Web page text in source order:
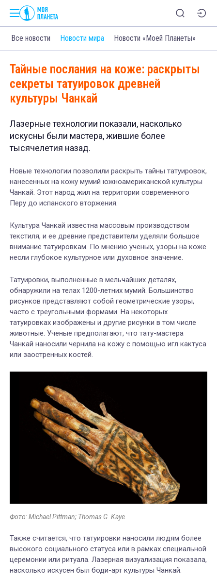
Все новости Новости мира Новости «Моей Планеты»
Тайные послания на коже: раскрыты
секреты татуировок древней
культуры Чанкай
Лазерные технологии показали, насколько
искусны были мастера, жившие более
тысячелетия назад.
Новые технологии позволили раскрыть тайны татуировок,
нанесенных на кожу мумий южноамериканской культуры
Чанкай. Этот народ жил на территории современного
Перу до испанского вторжения.
Культура Чанкай известна массовым производством
текстиля, и ее древние представители уделяли большое
внимание татуировкам. По мнению ученых, узоры на коже
несли глубокое культурное или духовное значение.
Татуировки, выполненные в мельчайших деталях,
обнаружили на телах 1200-летних мумий. Большинство
рисунков представляют собой геометрические узоры,
часто с треугольными формами. На некоторых
татуировках изображены и другие рисунки в том числе
животные. Ученые предполагают, что тату-мастера
Чанкай наносили чернила на кожу с помощью игл кактуса
или заостренных костей.
Фото: Michael Pittman; Thomas G. Kaye
Также считается, что татуировки наносили людям более
высокого социального статуса или в рамках специальной
церемонии или ритуала. Лазерная визуализация показала,
насколько искусен был боди-арт культуры Чанкай.